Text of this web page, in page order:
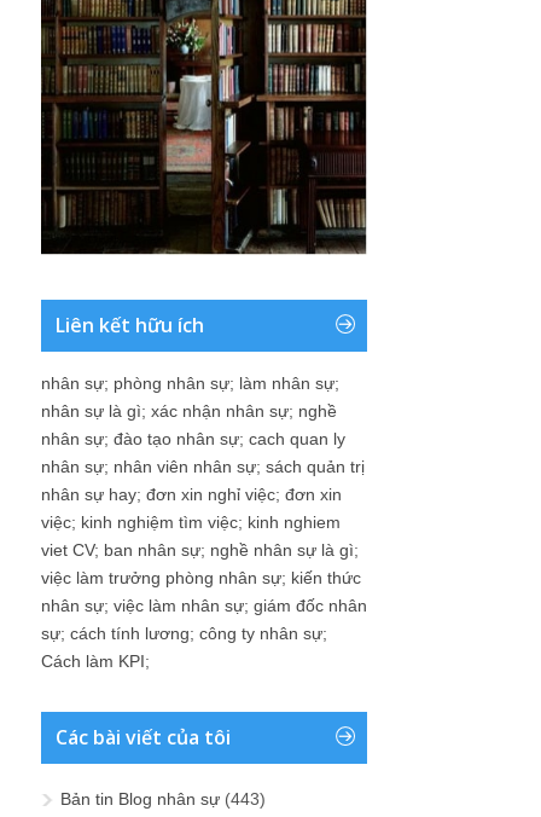
Liên kết hữu ích
nhân sự; phòng nhân sự; làm nhân sự;
nhân sự là gì; xác nhận nhân sự; nghề
nhân sự; đào tạo nhân sự; cach quan ly
nhân sự; nhân viên nhân sự; sách quản trị
nhân sự hay; đơn xin nghỉ việc; đơn xin
việc; kinh nghiệm tìm việc; kinh nghiem
viet CV; ban nhân sự; nghề nhân sự là gì;
việc làm trưởng phòng nhân sự; kiến thức
nhân sự; việc làm nhân sự; giám đốc nhân
sự; cách tính lương; công ty nhân sự;
Cách làm KPI;
Các bài viết của tôi
Bản tin Blog nhân sự (443)